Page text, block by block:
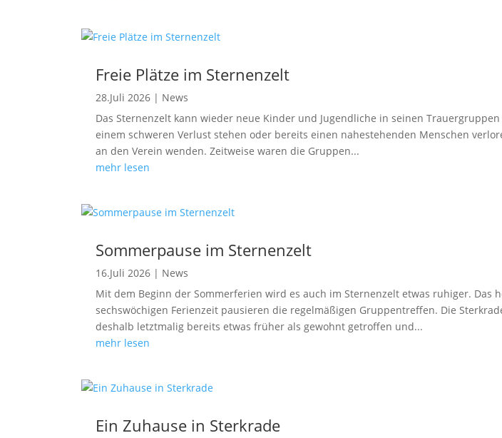
Freie Plätze im Sternenzelt
28.Juli 2026 | News
Das Sternenzelt kann wieder neue Kinder und Jugendliche in seinen
einem schweren Verlust stehen oder bereits einen nahestehenden Menschen
an den Verein wenden. Zeitweise waren die Gruppen...
mehr lesen
Sommerpause im Sternenzelt
16.Juli 2026 | News
Mit dem Beginn der Sommerferien wird es auch im Sternenzelt etwas ruhiger. Das
sechswöchigen Ferienzeit pausieren die regelmäßigen Gruppentreffen. Die
deshalb letztmalig bereits etwas früher als gewohnt getroffen und...
mehr lesen
Ein Zuhause in Sterkrade